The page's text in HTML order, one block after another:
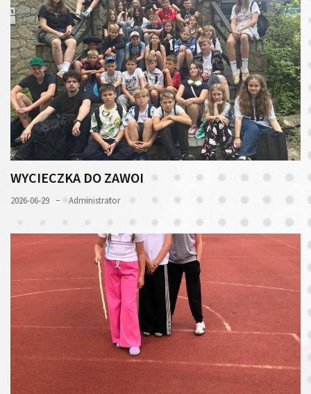
WYCIECZKA DO ZAWOI
2026-06-29 Administrator